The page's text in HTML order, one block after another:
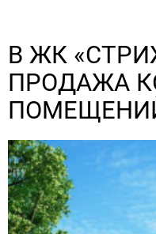
В ЖК
ПРОДАЖА